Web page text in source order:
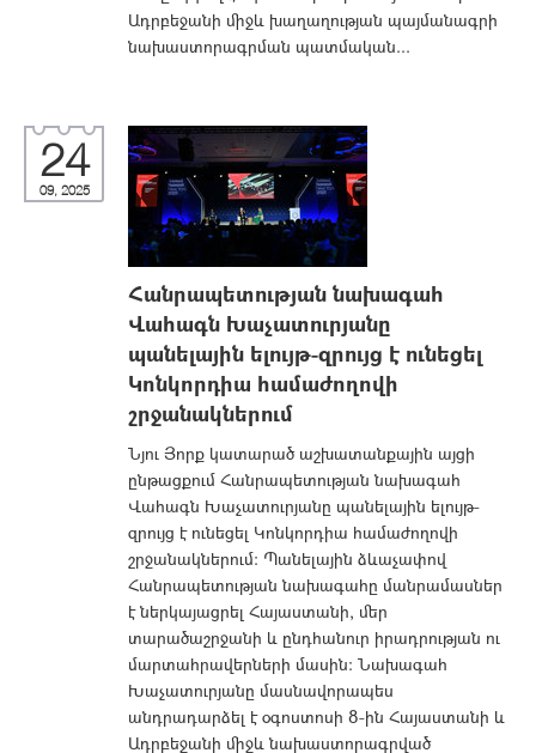
Ադրբեջանի միջև խաղաղության պայմանագրի
նախաստորագրման պատմական...
24
09, 2025
Հանրապետության նախագահ
Վահագն Խաչատուրյանը
պանելային ելույթ-զրույց է ունեցել
Կոնկորդիա համաժողովի
շրջանակներում
Նյու Յորք կատարած աշխատանքային այցի
ընթացքում Հանրապետության նախագահ
Վահագն Խաչատուրյանը պանելային ելույթ-
զրույց է ունեցել Կոնկորդիա համաժողովի
շրջանակներում։ Պանելային ձևաչափով
Հանրապետության նախագահը մանրամասներ
է ներկայացրել Հայաստանի, մեր
տարածաշրջանի և ընդհանուր իրադրության ու
մարտահրավերների մասին։ Նախագահ
Խաչատուրյանը մասնավորապես
անդրադարձել է օգոստոսի 8-ին Հայաստանի և
Ադրբեջանի միջև նախաստորագրված